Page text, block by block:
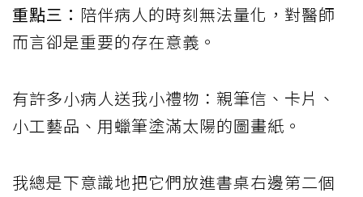
重點三： 陪伴病人的時刻無法量化，對醫師
而言卻是重要的存在意義。
有許多小病人送我小禮物：親筆信、卡片、
小工藝品、用蠟筆塗滿太陽的圖畫紙。
我總是下意識地把它們放進書桌右邊第二個